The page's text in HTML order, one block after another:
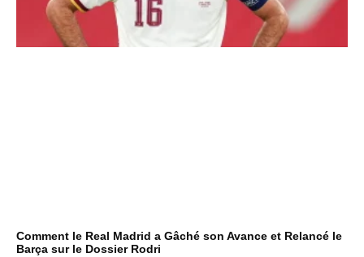
Comment le Real Madrid a Gâché son Avance et Relancé le
Barça sur le Dossier Rodri